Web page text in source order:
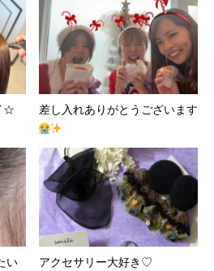
☆ 差し入れありがとうございます
い
アクセサリー大好き♡